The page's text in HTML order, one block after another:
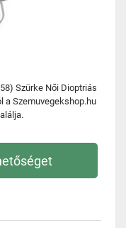
Szürke Női Dioptriás
a Szemuvegekshop.hu